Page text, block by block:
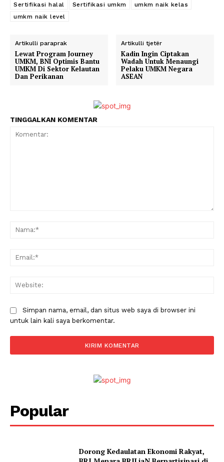
Sertifikasi halal
Sertifikasi umkm
umkm naik kelas
umkm naik level
Artikulli paraprak
Lewat Program Journey
UMKM, BNI Optimis Bantu
UMKM Di Sektor Kelautan
Dan Perikanan
Artikulli tjetër
Kadin Ingin Ciptakan
Wadah Untuk Menaungi
Pelaku UMKM Negara
ASEAN
TINGGALKAN KOMENTAR
Simpan nama, email, dan situs web saya di browser ini
untuk lain kali saya berkomentar.
Popular
Dorong Kedaulatan Ekonomi Rakyat,